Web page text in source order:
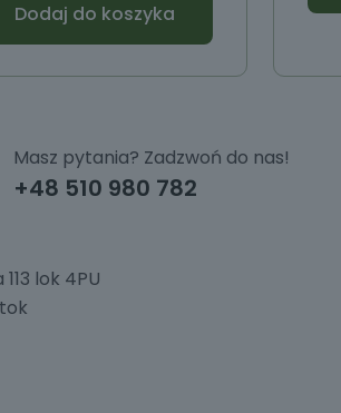
Dodaj do koszyka
+48 510 980 782
Masz pytania? Zadzwoń do nas!
lok 4PU